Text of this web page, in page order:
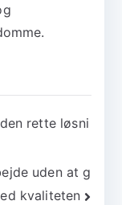
rette løsni
uden at g
kvaliteten